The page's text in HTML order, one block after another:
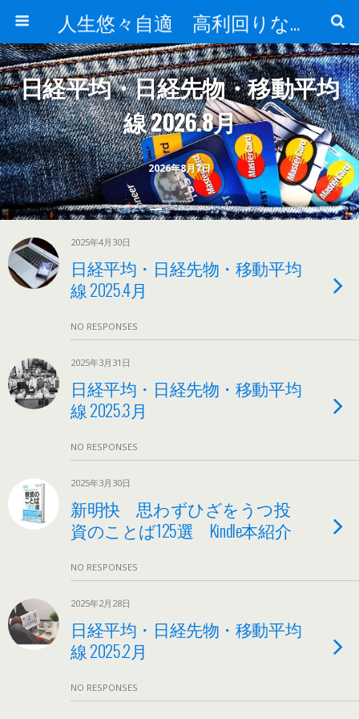
人生悠々自適 高利回りな投資法!
2026年8月7日
日経平均・日経先物・移動平均
線 2026.8月
2025年4月30日
日経平均・日経先物・移動平均
線 2025.4月
NO RESPONSES
2025年3月31日
日経平均・日経先物・移動平均
線 2025.3月
NO RESPONSES
2025年3月30日
新明快 思わずひざをうつ投
資のことば125選 Kindle本紹介
NO RESPONSES
2025年2月28日
日経平均・日経先物・移動平均
線 2025.2月
NO RESPONSES